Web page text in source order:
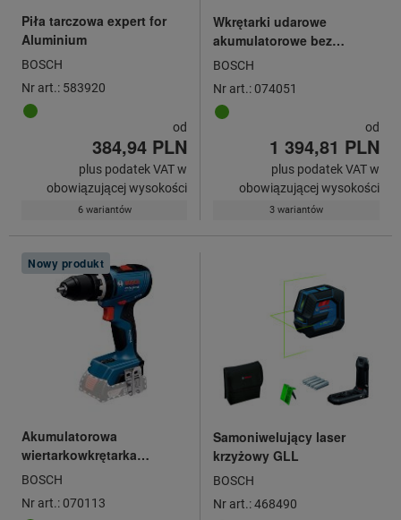
Piła tarczowa expert for
Aluminium
BOSCH
Nr art.: 583920
od
384,94 PLN
plus podatek VAT w
obowiązującej wysokości
6 wariantów
Wkrętarki udarowe
akumulatorowe bez
akumulatora
BOSCH
Nr art.: 074051
od
1 394,81 PLN
plus podatek VAT w
obowiązującej wysokości
3 wariantów
Nowy produkt
Akumulatorowa
wiertarkowkrętarka
udarowa bez akumulatora
BOSCH
Nr art.: 070113
Samoniwelujący laser
krzyżowy GLL
BOSCH
Nr art.: 468490